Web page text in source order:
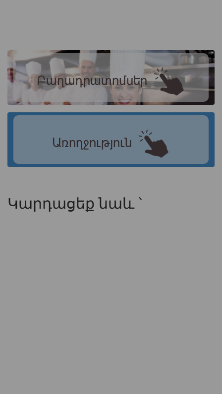
Բաղադրատոմսեր
Առողջություն
Կարդացեք նաև ՝